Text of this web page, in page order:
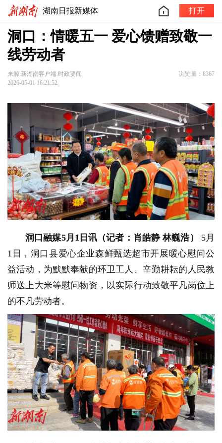
湖南日报新媒体 打开
洞口：情暖五一 爱心馈赠致敬一
线劳动者
来源:新湖南客户端.时政要闻
浏览量：8367
2026-05-01 16:21:52
洞口融媒5月1日讯（记者：肖皓静 林巍浩）
5月
1日，洞口县爱心企业森鲜甄选超市开展暖心慰问公
益活动，为默默奉献的环卫工人、辛勤耕耘的人民教
师送上大米等慰问物资，以实际行动致敬平凡岗位上
的不凡劳动者。